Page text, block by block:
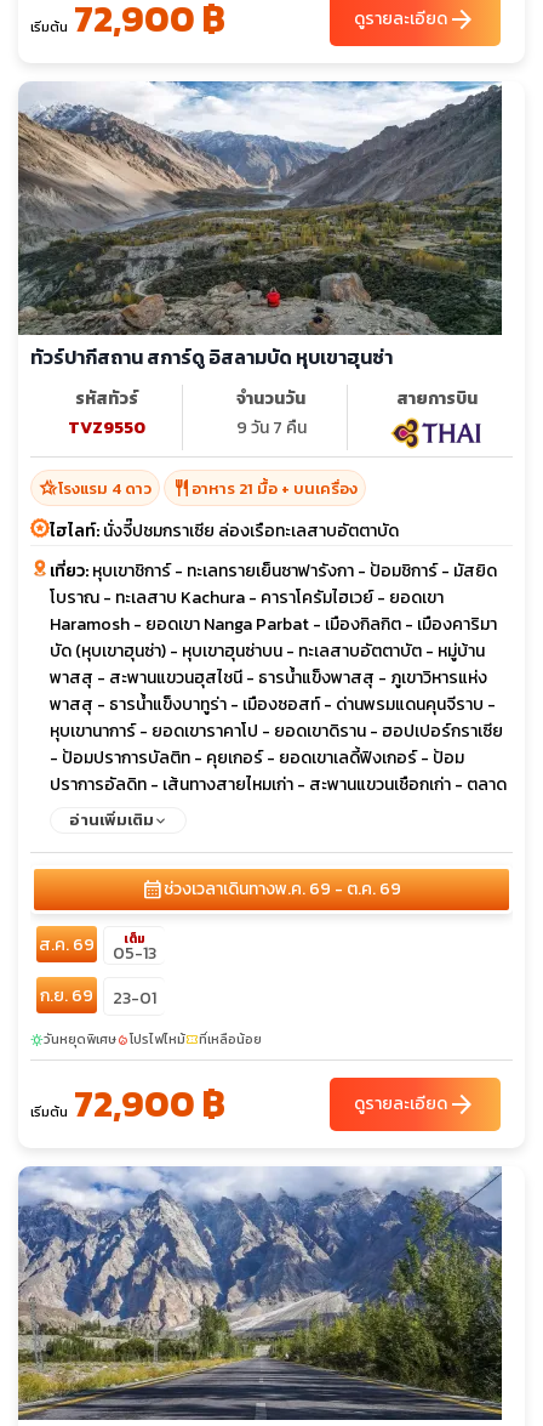
เริ่มต้น 72,900 ฿ ดูรายละเอียดarrow_forward
ทัวร์ปากีสถาน สการ์ดู อิสลามบัด หุบเขาฮุนซ่า
รหัสทัวร์
TVZ9550
จำนวนวัน
9 วัน 7 คืน
สายการบิน
hotel_classโรงแรม 4 ดาว restaurant อาหาร 21 มื้อ + บนเครื่อง
ไฮไลท์:นั่งจี๊ปชมกราเซีย ล่องเรือทะเลสาบอัตตาบัด
เที่ยว:หุบเขาชิการ์ - ทะเลทรายเย็นซาฟารังกา - ป้อมชิการ์ - มัสยิด
โบราณ - ทะเลสาบ Kachura - คาราโครัมไฮเวย์ - ยอดเขา
Haramosh - ยอดเขา Nanga Parbat - เมืองกิลกิต - เมืองคาริมา
บัด (หุบเขาฮุนซ่า) - หุบเขาฮุนซ่าบน - ทะเลสาบอัตตาบัต - หมู่บ้าน
พาสสุ - สะพานแขวนฮุสไชนี - ธารน้ำแข็งพาสสุ - ภูเขาวิหารแห่ง
พาสสุ - ธารน้ำแข็งบาทูร่า - เมืองซอสท์ - ด่านพรมแดนคุนจีราบ -
หุบเขานาการ์ - ยอดเขาราคาโป - ยอดเขาดิราน - ฮอปเปอร์กราเซีย
- ป้อมปราการบัลติท - คุยเกอร์ - ยอดเขาเลดี้ฟิงเกอร์ - ป้อม
ปราการอัลดิท - เส้นทางสายไหมเก่า - สะพานแขวนเชือกเก่า - ตลาด
กิลกิตบาชาร์ - เมืองเบชาม - เมืองตักศิลา - อารามพุทธจูเลียน -
อ่านเพิ่มเติม
calendar_monthช่วงเวลาเดินทางพ.ค. 69 - ต.ค. 69
ส.ค. 69 เต็ม
05-13
ก.ย. 69
23-01
sunnyวันหยุดพิเศษlocal_fire_departmentโปรไฟไหม้confirmation_numberที่เหลือน้อย
เริ่มต้น 72,900 ฿ ดูรายละเอียดarrow_forward